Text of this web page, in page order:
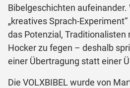
Bibelgeschichten aufeinander.
„kreatives Sprach-
das Potenzial, Traditionalisten
Hocker zu fegen – deshalb
einer Übertragung statt einer
Die VOLXBIBEL wurde von